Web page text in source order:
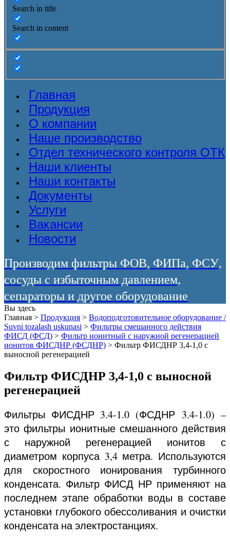
Search in title
Search in content
Главная
Продукция
О компании
Наше производство
Отдел технического контроля ОТК
Наши клиенты
Наши контакты
Документы
Услуги
Вакансии
Новости
Производим фильтры ФОВ, ФИПа, ФСУ,
сосуды с избыточным давлением,
сепараторы и другое оборудование
Вы здесь
Главная > Продукция > Водоподготовительное оборудование /
Suvni tozalash uskunasi > Фильтры смешанного действия
ФИСД (ФСД) > Фильтр ионитный с наружной регенерацией
ионитов ФИСДНР (ФСДНР) > Фильтр ФИСДНР 3,4-1,0 с
выносной регенерацией
Фильтр ФИСДНР 3,4-1,0 с выносной
регенерацией
Фильтры ФИСДНР 3.4-1.0 (ФСДНР 3.4-1.0) –
это фильтры ионитные смешанного действия
с наружной регенерацией ионитов с
диаметром корпуса 3,4 метра. Используются
для скоростного ионирования турбинного
конденсата. Фильтр ФИСД НР применяют на
последнем этапе обработки воды в составе
установки глубокого обессоливания и очистки
конденсата на электростанциях.